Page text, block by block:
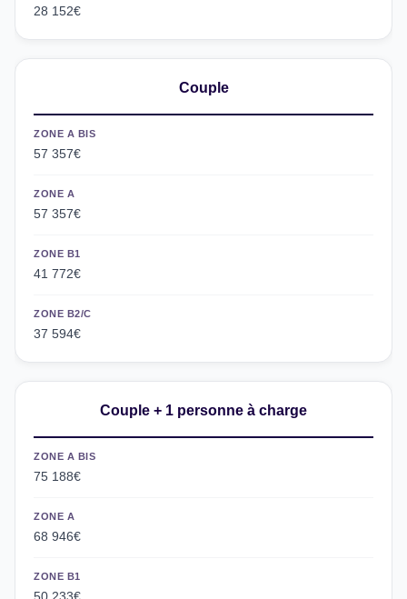
28 152€
Couple
ZONE A BIS
57 357€
ZONE A
57 357€
ZONE B1
41 772€
ZONE B2/C
37 594€
Couple + 1 personne à charge
ZONE A BIS
75 188€
ZONE A
68 946€
ZONE B1